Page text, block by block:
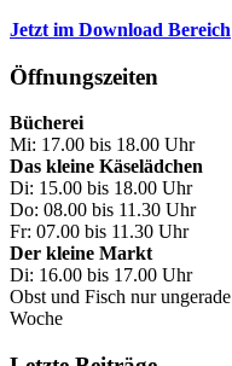
Jetzt im Download Bereich
Öffnungszeiten
Bücherei
Mi: 17.00 bis 18.00 Uhr
Das kleine Käselädchen
Di: 15.00 bis 18.00 Uhr
Do: 08.00 bis 11.30 Uhr
Fr: 07.00 bis 11.30 Uhr
Der kleine Markt
Di: 16.00 bis 17.00 Uhr
Obst und Fisch nur
Woche